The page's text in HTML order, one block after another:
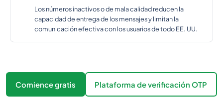
Los números inactivos o de mala calidad reducen la
capacidad de entrega de los mensajes y limitan la
comunicación efectiva con los usuarios de todo EE. UU.
Comience gratis Plataforma de verificación OTP